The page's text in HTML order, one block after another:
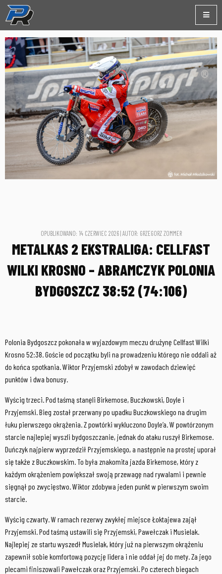
OPUBLIKOWANO: 14 CZERWIEC 2026 | AUTOR: GRZEGORZ ZOMMER
METALKAS 2 EKSTRALIGA: CELLFAST
WILKI KROSNO – ABRAMCZYK POLONIA
BYDGOSZCZ 38:52 (74:106)
Polonia Bydgoszcz pokonała w wyjazdowym meczu drużynę Cellfast Wilki
Krosno 52:38. Goście od początku byli na prowadzeniu którego nie oddali aż
do końca spotkania. Wiktor Przyjemski zdobył w zawodach dziewięć
punktów i dwa bonusy.
Wyścig trzeci. Pod taśmą stanęli Birkemose, Buczkowski, Doyle i
Przyjemski. Bieg został przerwany po upadku Buczkowskiego na drugim
łuku pierwszego okrążenia. Z powtórki wykluczono Doyle’a. W powtórzonym
starcie najlepiej wyszli bydgoszczanie, jednak do ataku ruszył Birkemose.
Duńczyk najpierw wyprzedził Przyjemskiego, a następnie na prostej uporał
się także z Buczkowskim. To była znakomita jazda Birkemose, który z
każdym okrążeniem powiększał swoją przewagę nad rywalami i pewnie
sięgnął po zwycięstwo. Wiktor zdobywa jeden punkt w pierwszym swoim
starcie.
Wyścig czwarty. W ramach rezerwy zwykłej miejsce Łoktajewa zajął
Przyjemski. Pod taśmą ustawili się Przyjemski, Pawełczak i Musielak.
Najlepiej ze startu wyszedł Musielak, który już na pierwszym okrążeniu
zapewnił sobie komfortową pozycję lidera i nie oddał jej do mety. Za jego
plecami finiszowali Pawełczak oraz Przyjemski. Po czterech biegach